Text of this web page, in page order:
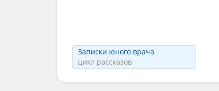
Записки юного врача
цикл рассказов